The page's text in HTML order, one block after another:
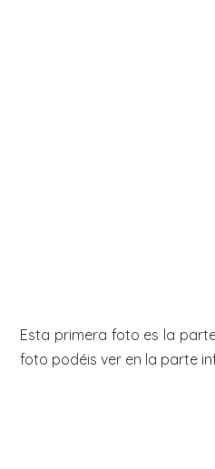
Esta primera foto es la
foto podéis ver en la parte